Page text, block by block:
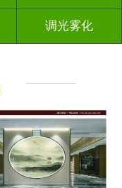
调光雾化